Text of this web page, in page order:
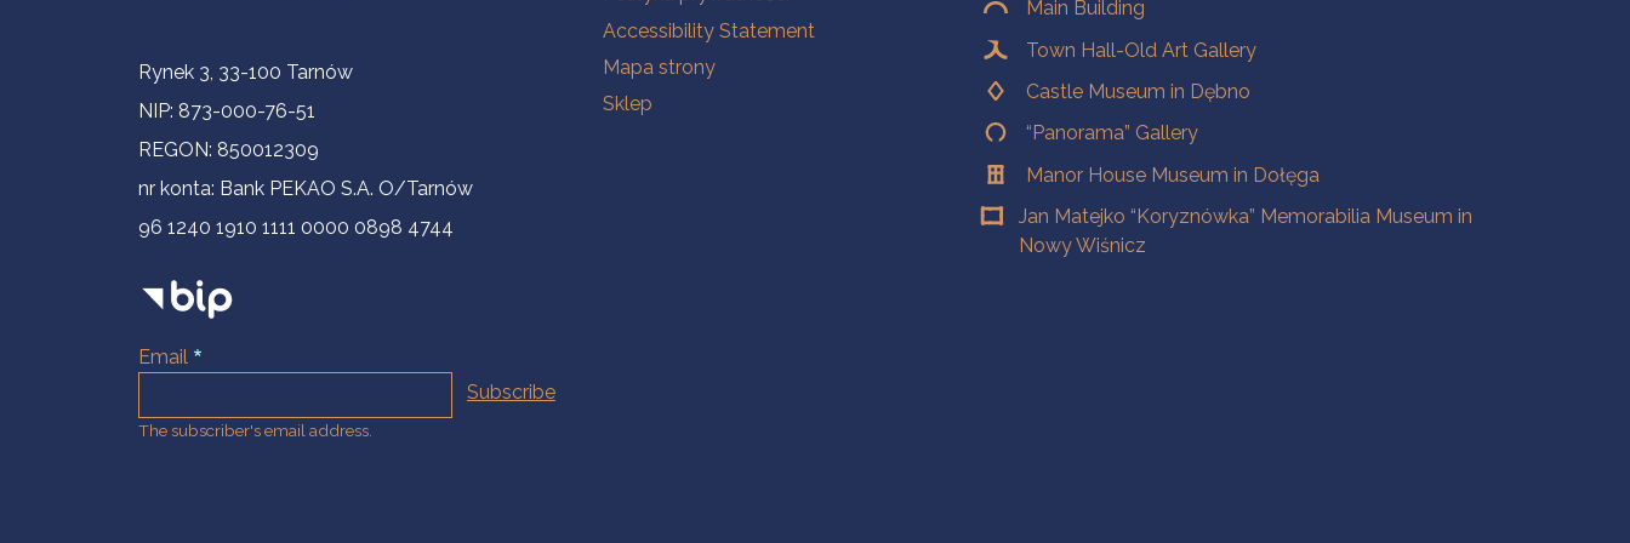
Contact Information
Rynek 3, 33-100 Tarnów
NIP: 873-000-76-51
REGON: 850012309
nr konta: Bank PEKAO S.A. O/Tarnów
96 1240 1910 1111 0000 0898 4744
Email
The subscriber's email address.
Accessibility Statement
Mapa strony
Sklep
Main Building
Town Hall-Old Art Gallery
Castle Museum in Dębno
“Panorama” Gallery
Manor House Museum in Dołęga
Jan Matejko “Koryznówka” Memorabilia Museum in
Nowy Wiśnicz